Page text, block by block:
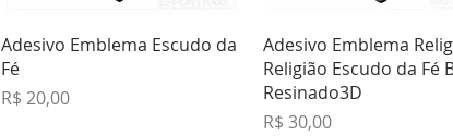
Visualização rápida
Adesivo Emblema Escudo da
Fé
Preço
R$ 20,00
Visualização rápida
Adesivo Emblema
Religião Escudo da Fé
Resinado3D
Preço
R$ 30,00